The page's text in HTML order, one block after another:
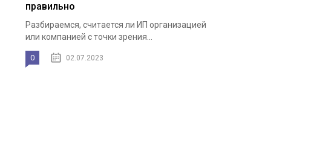
правильно
Разбираемся, считается ли ИП организацией
или компанией с точки зрения...
0 02.07.2023